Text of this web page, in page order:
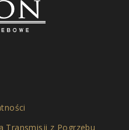
Transmisji z Pogrzebu